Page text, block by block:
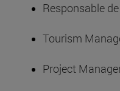
Responsable
Tourism
Project